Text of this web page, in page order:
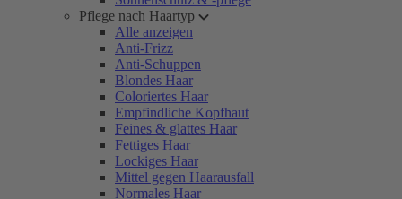
Pflege nach Haartyp
Alle anzeigen
Anti-Frizz
Anti-Schuppen
Blondes Haar
Coloriertes Haar
Empfindliche Kopfhaut
Feines & glattes Haar
Fettiges Haar
Lockiges Haar
Mittel gegen Haarausfall
Normales Haar